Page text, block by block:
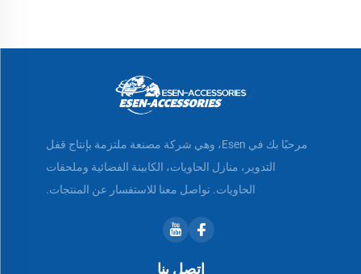
مرحبًا بك في Esen، وهي شركة مصنعة ملتزمة بإنتاج قفل
التدوير، منازل الحاويات، الكابينة الفضائية وملحقات
الحاويات. تواصل معنا للاستفسار عن المنتجات.
اتصل بنا